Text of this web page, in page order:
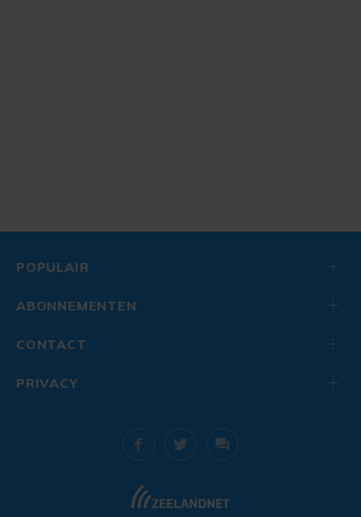
POPULAIR
ABONNEMENTEN
CONTACT
PRIVACY